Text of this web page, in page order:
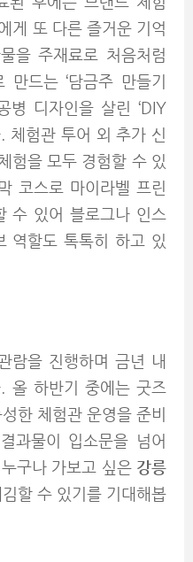
게 또 다른 즐거운 기억
을 주재료로 처음처럼
드는 ‘담금주 만들기
병 디자인을 살린 ‘DIY
체험관 투어 외 추가 신
험을 모두 경험할 수 있
코스로 마이라벨 프린
수 있어 블로그나 인스
역할도 톡톡히 하고 있
람을 진행하며 금년 내
올 하반기 중에는 굿즈
한 체험관 운영을 준비
과물이 입소문을 넘어
구나 가보고 싶은 강릉
할 수 있기를 기대해봅